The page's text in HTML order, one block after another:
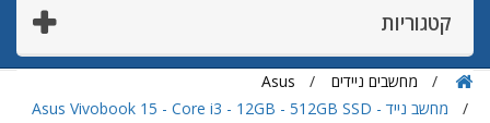
קטגוריות
מחשבים ניידים
Asus
מחשב נייד Asus Vivobook 15 - Core i3 - 12GB - 512GB SSD -